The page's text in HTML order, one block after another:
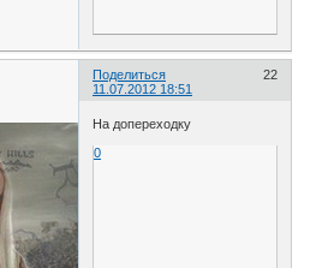
Поделиться
22
11.07.2012 18:51
На допереходку
0